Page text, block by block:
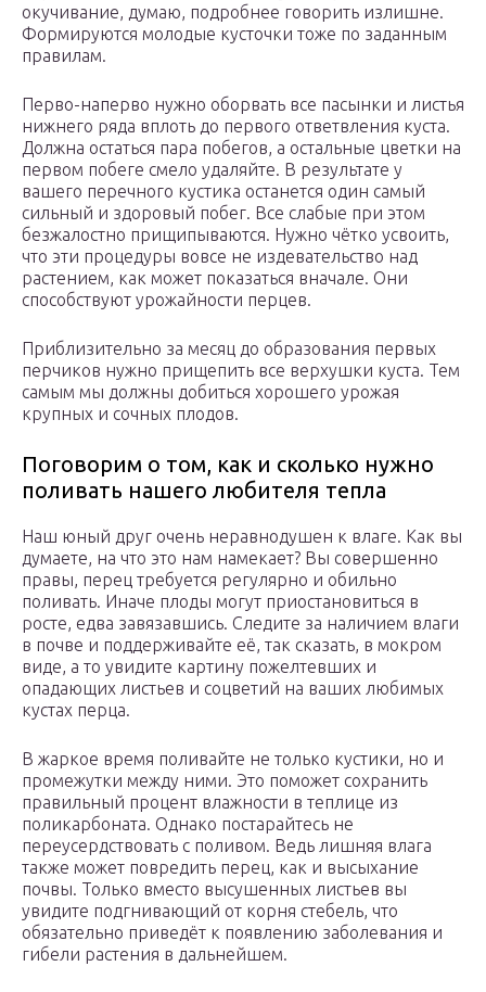
окучивание, думаю, подробнее говорить излишне.
Формируются молодые кусточки тоже по заданным
правилам.
Перво-наперво нужно оборвать все пасынки и листья
нижнего ряда вплоть до первого ответвления куста.
Должна остаться пара побегов, а остальные цветки на
первом побеге смело удаляйте. В результате у
вашего перечного кустика останется один самый
сильный и здоровый побег. Все слабые при этом
безжалостно прищипываются. Нужно чётко усвоить,
что эти процедуры вовсе не издевательство над
растением, как может показаться вначале. Они
способствуют урожайности перцев.
Приблизительно за месяц до образования первых
перчиков нужно прищепить все верхушки куста. Тем
самым мы должны добиться хорошего урожая
крупных и сочных плодов.
Поговорим о том, как и сколько нужно
поливать нашего любителя тепла
Наш юный друг очень неравнодушен к влаге. Как вы
думаете, на что это нам намекает? Вы совершенно
правы, перец требуется регулярно и обильно
поливать. Иначе плоды могут приостановиться в
росте, едва завязавшись. Следите за наличием влаги
в почве и поддерживайте её, так сказать, в мокром
виде, а то увидите картину пожелтевших и
опадающих листьев и соцветий на ваших любимых
кустах перца.
В жаркое время поливайте не только кустики, но и
промежутки между ними. Это поможет сохранить
правильный процент влажности в теплице из
поликарбоната. Однако постарайтесь не
переусердствовать с поливом. Ведь лишняя влага
также может повредить перец, как и высыхание
почвы. Только вместо высушенных листьев вы
увидите подгнивающий от корня стебель, что
обязательно приведёт к появлению заболевания и
гибели растения в дальнейшем.